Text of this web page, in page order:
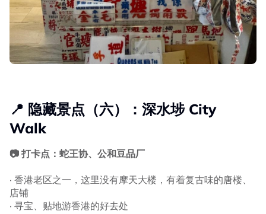
📍 隐藏景点（六）：深水埗 City
Walk
📷 打卡点：蛇王协、公和豆品厂
· 香港老区之一，这里没有摩天大楼，有着复古味的唐楼、
店铺
· 寻宝、贴地游香港的好去处